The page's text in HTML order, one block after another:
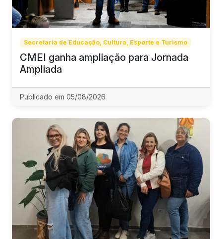
Secretaria de Educação, Cultura, Esporte e Turismo
CMEI ganha ampliação para Jornada
Ampliada
Publicado em 05/08/2026